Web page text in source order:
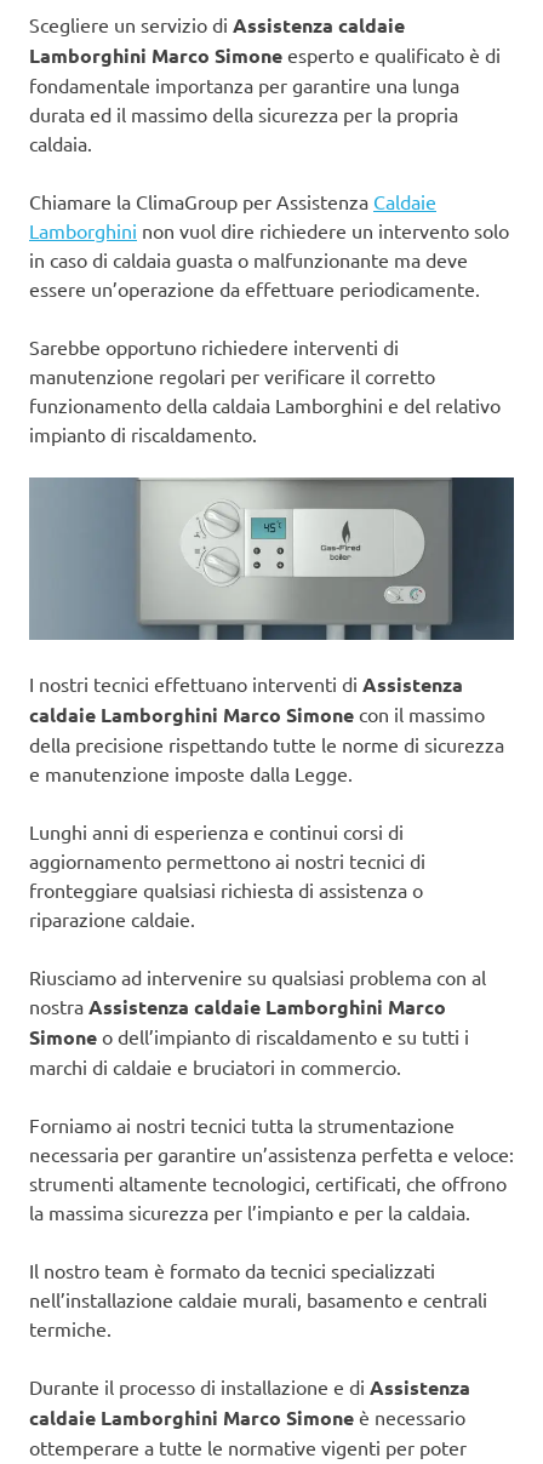
Scegliere un servizio di Assistenza caldaie
Lamborghini Marco Simone esperto e qualificato è di
fondamentale importanza per garantire una lunga
durata ed il massimo della sicurezza per la propria
caldaia.
Chiamare la ClimaGroup per Assistenza Caldaie
Lamborghini non vuol dire richiedere un intervento solo
in caso di caldaia guasta o malfunzionante ma deve
essere un’operazione da effettuare periodicamente.
Sarebbe opportuno richiedere interventi di
manutenzione regolari per verificare il corretto
funzionamento della caldaia Lamborghini e del relativo
impianto di riscaldamento.
I nostri tecnici effettuano interventi di Assistenza
caldaie Lamborghini Marco Simone con il massimo
della precisione rispettando tutte le norme di sicurezza
e manutenzione imposte dalla Legge.
Lunghi anni di esperienza e continui corsi di
aggiornamento permettono ai nostri tecnici di
fronteggiare qualsiasi richiesta di assistenza o
riparazione caldaie.
Riusciamo ad intervenire su qualsiasi problema con al
nostra Assistenza caldaie Lamborghini Marco
Simone o dell’impianto di riscaldamento e su tutti i
marchi di caldaie e bruciatori in commercio.
Forniamo ai nostri tecnici tutta la strumentazione
necessaria per garantire un’assistenza perfetta e veloce:
strumenti altamente tecnologici, certificati, che offrono
la massima sicurezza per l’impianto e per la caldaia.
Il nostro team è formato da tecnici specializzati
nell’installazione caldaie murali, basamento e centrali
termiche.
Durante il processo di installazione e di Assistenza
caldaie Lamborghini Marco Simone è necessario
ottemperare a tutte le normative vigenti per poter